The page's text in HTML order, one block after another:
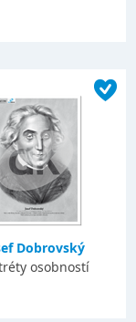
Dobrovský
osobností